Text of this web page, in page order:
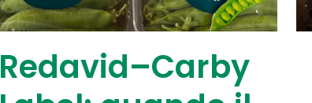
Redavid–Carby